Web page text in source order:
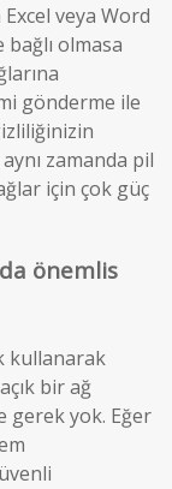
veya Word
bağlı olmasa
gönderme ile
zamanda pil
için çok güç
önemlis
kullanarak
bir ağ
gerek yok. Eğer